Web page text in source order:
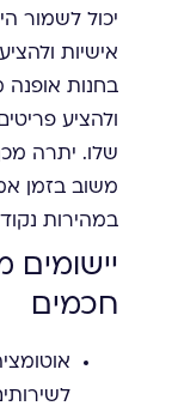
יכול לשמור
אישיות
בחנות אופנה
ולהציע
שלו. יתרה
משוב בזמן
במהירות
חכמים